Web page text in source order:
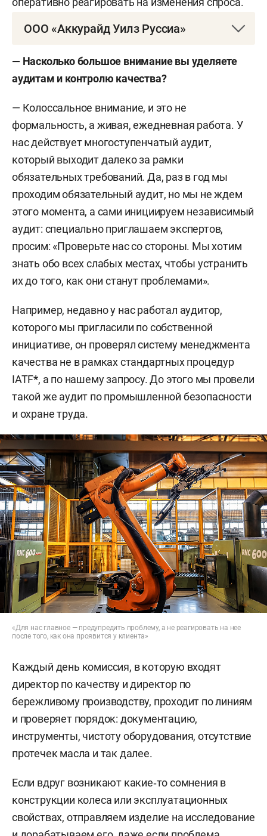
ООО «Аккурайд Уилз Руссиа»
легендарным КАМАЗом. Во второй половине
1980-х годов КАМАЗ представлял собой
огромную империю, в которую входили около
200 автоцентров, Нефтекамский автомобильный
завод, Ставропольский завод автоприцепов,
Кустанайский завод по ремонту двигателей,
Ханженковский завод по ремонту двигателей и
Заинский завод по производству колес.
Первым директором Заинского завода по
производству колес был назначен
Романюк
Николай Васильевич
. В июне 1977 года завод
Гаврилов Виктор Андреевич
. При нем
в августе 1978 года был начат выпуск основной
продукции — колес модели 7,0–20 для
автомобилей «КАМАЗ». В феврале 1979 года
директором сталКосотуров Константин
Илларионович. В январе 1981 года был начат
выпуск колес для легендарного вездехода
«КАМАЗ-4310» и его модификаций.
С октября 1983-го по апрель 2001 года
предприятие возглавлялМишин Вадим
Георгиевич
— человек, с именем которого
связан настоящий расцвет завода.
28 августа 1984 года завод выпустил
5‑миллионное колесо модели 7,0–20 для
«КАМАЗов». А в лучшие времена численность
работников достигала 5000 человек.
Но настоящим подвигом стало то, как завод
выживал в лихие 1990-е. Чтобы прокормить
цех и свою пекарню. Для рабочих строились
Заинске вырос Новый город. На заводе
работало подсобное хозяйство с теплицей,
свинофермой, курятником и молочным
производством.
В 1995 году на предприятии внедрили
управления МАКС стоимостью 400 тысяч
долларов — по тем временам это был прорыв в
цифровизации.
— Насколько большое внимание вы уделяете
аудитам и контролю качества?
— Колоссальное внимание, и это не
формальность, а живая, ежедневная работа. У
нас действует многоступенчатый аудит,
который выходит далеко за рамки
обязательных требований. Да, раз в год мы
проходим обязательный аудит, но мы не ждем
этого момента, а сами инициируем независимый
аудит: специально приглашаем экспертов,
просим: «Проверьте нас со стороны. Мы хотим
знать обо всех слабых местах, чтобы устранить
их до того, как они станут проблемами».
Например, недавно у нас работал аудитор,
которого мы пригласили по собственной
инициативе, он проверял систему менеджмента
качества не в рамках стандартных процедур
IATF*, а по нашему запросу. До этого мы провели
такой же аудит по промышленной безопасности
и охране труда.
«Для нас главное — предупредить проблему, а не реагировать на нее
после того, как она проявится у клиента»
Каждый день комиссия, в которую входят
директор по качеству и директор по
бережливому производству, проходит по линиям
и проверяет порядок: документацию,
инструменты, чистоту оборудования, отсутствие
протечек масла и так далее.
Если вдруг возникают какие‑то сомнения в
конструкции колеса или эксплуатационных
свойствах, отправляем изделие на исследование